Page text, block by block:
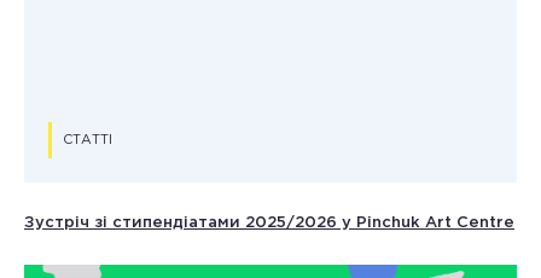
СТАТТІ
Зустріч зі стипендіатами 2025/2026 у Pinchuk Art Centre